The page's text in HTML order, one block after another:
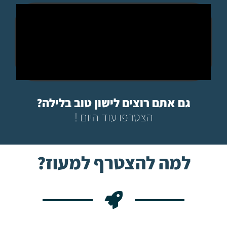
גם אתם רוצים לישון טוב בלילה?
הצטרפו עוד היום !
למה להצטרף למעוז?